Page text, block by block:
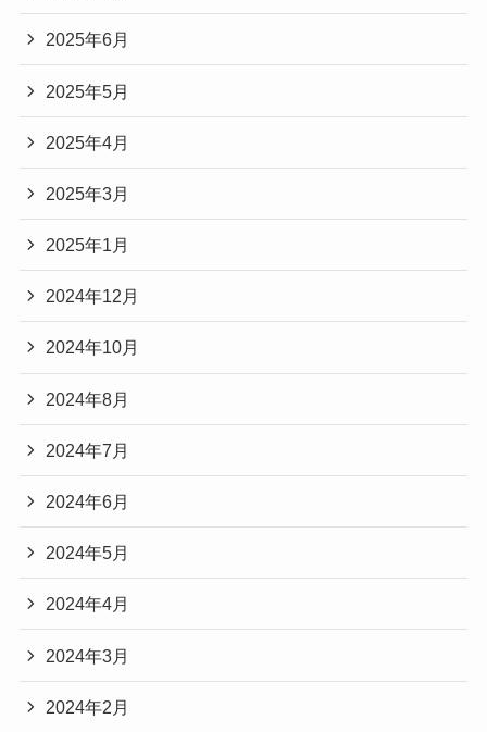
2025年6月
2025年5月
2025年4月
2025年3月
2025年1月
2024年12月
2024年10月
2024年8月
2024年7月
2024年6月
2024年5月
2024年4月
2024年3月
2024年2月